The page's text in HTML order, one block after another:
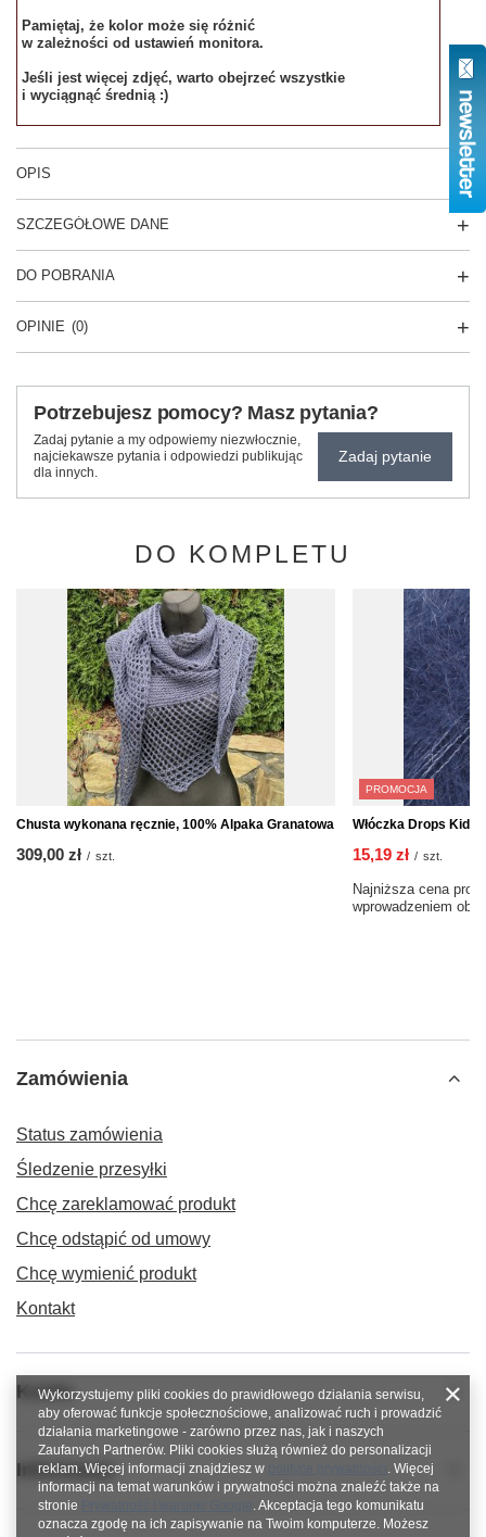
Pamiętaj, że kolor może się różnić
w zależności od ustawień monitora.
Jeśli jest więcej zdjęć, warto obejrzeć wszystkie
i wyciągnąć średnią :)
OPIS
SZCZEGÓŁOWE DANE
DO POBRANIA
OPINIE (0)
Potrzebujesz pomocy? Masz pytania?
Zadaj pytanie a my odpowiemy niezwłocznie,
najciekawsze pytania i odpowiedzi publikując
dla innych.
Zadaj pytanie
DO KOMPLETU
Chusta wykonana ręcznie, 100% Alpaka Granatowa
309,00 zł / szt.
PROMOCJA
Włóczka Drops Kid-
15,19 zł / szt.
Najniższa cena
wprowadzeniem
Zamówienia
Status zamówienia
Śledzenie przesyłki
Chcę zareklamować produkt
Chcę odstąpić od umowy
Chcę wymienić produkt
Kontakt
Konto
Informacje
Wykorzystujemy pliki cookies do prawidłowego działania serwisu,
aby oferować funkcje społecznościowe, analizować ruch i prowadzić
działania marketingowe - zarówno przez nas, jak i naszych
Zaufanych Partnerów. Pliki cookies służą również do personalizacji
reklam. Więcej informacji znajdziesz w
. Więcej
informacji na temat warunków i prywatności można znaleźć także na
stronie
. Akceptacja tego komunikatu
oznacza zgodę na ich zapisywanie na Twoim komputerze. Możesz